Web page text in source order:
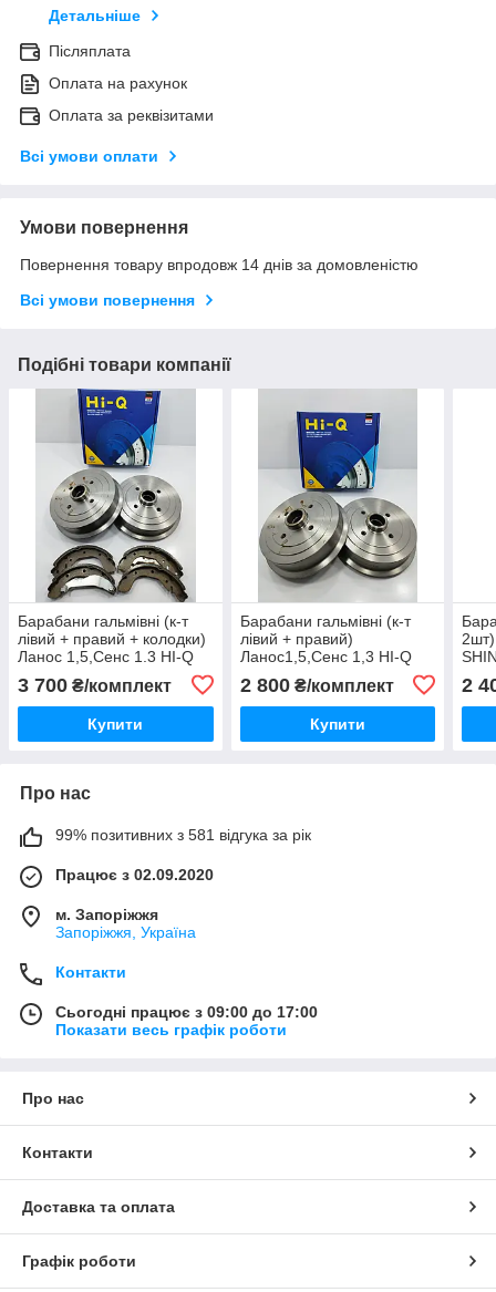
Детальніше
Післяплата
Оплата на рахунок
Оплата за реквізитами
Всі умови оплати
Умови повернення
Повернення товару впродовж 14 днів за домовленістю
Всі умови повернення
Подібні товари компанії
Барабани гальмівні (к-т
лівий + правий + колодки)
Ланос 1,5,Сенс 1.3 HI-Q
3 700 ₴/комплект
Купити
Барабани гальмівні (к-т
лівий + правий)
Ланос1,5,Сенс 1,3 HI-Q
2 800₴/комплект
Купити
2
Про нас
99% позитивних з 581 відгука за рік
Працює з 02.09.2020
м. Запоріжжя
Запоріжжя, Україна
Контакти
Сьогодні працює з 09:00 до 17:00
Показати весь графік роботи
Про нас
Контакти
Доставка та оплата
Графік роботи